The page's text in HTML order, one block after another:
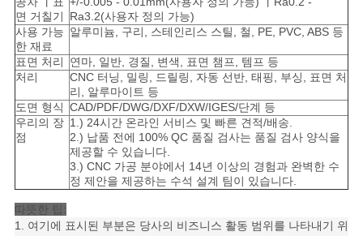
요
청
하
십
오
면 거칠기
Ra3.2(사용자 정의 가능)
사용 가능
한 재료
알루미늄, 구리, 스테인리스 스틸, 철, PE, PVC, ABS 등
표면 처리
연마, 일반, 경질, 변색, 표면 챔프, 템프 등
처리
CNC 터닝, 밀링, 드릴링, 자동 선반, 태핑, 부싱, 표면 처
리, 알루마이트 등
도면 형식 CAD/PDF/DWG/DXF/DXW/IGES/단계 등
우리의 장
점
1.) 24시간 온라인 서비스 및 빠른 견적/배송.
2.) 납품 전에 100% QC 품질 검사는 품질 검사 양식을
제공할 수 있습니다.
3.) CNC 가공 분야에서 14년 이상의 경험과 완벽한 수
정 제안을 제공하는 수석 설계 팀이 있습니다.
따뜻한 팁:
1. 여기에 표시된 부분은 당사의 비즈니스 활동 범위를 나타내기 위